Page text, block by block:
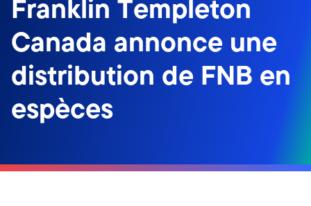
Franklin Templeton
Canada annonce une
distribution de FNB en
espèces